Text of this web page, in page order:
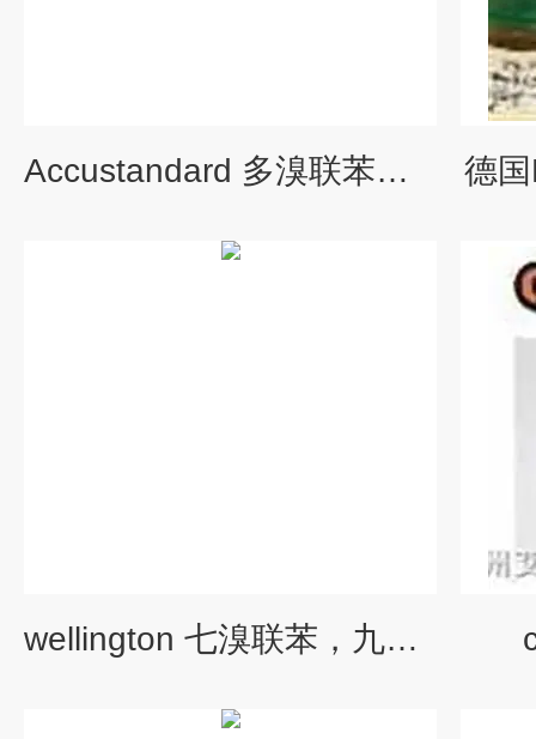
Accustandard 多溴联苯（PBB），多溴联苯醚（PBDE）标准品 德
wellington 七溴联苯，九溴联苯标准品